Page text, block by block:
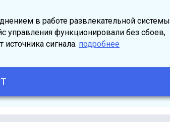
в работе развлекательной системы
управления функционировали без сбоев,
сигнала. подробнее